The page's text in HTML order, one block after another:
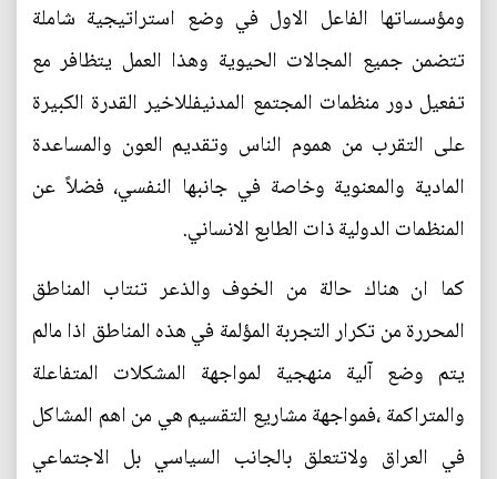
ومؤسساتها الفاعل الاول في وضع استراتيجية شاملة
تتضمن جميع المجالات الحيوية وهذا العمل يتظافر مع
تفعيل دور منظمات المجتمع المدنيفللاخير القدرة الكبيرة
على التقرب من هموم الناس وتقديم العون والمساعدة
المادية والمعنوية وخاصة في جانبها النفسي، فضلاً عن
المنظمات الدولية ذات الطابع الانساني.
كما ان هناك حالة من الخوف والذعر تنتاب المناطق
المحررة من تكرار التجربة المؤلمة في هذه المناطق اذا مالم
يتم وضع آلية منهجية لمواجهة المشكلات المتفاعلة
والمتراكمة ،فمواجهة مشاريع التقسيم هي من اهم المشاكل
في العراق ولاتتعلق بالجانب السياسي بل الاجتماعي